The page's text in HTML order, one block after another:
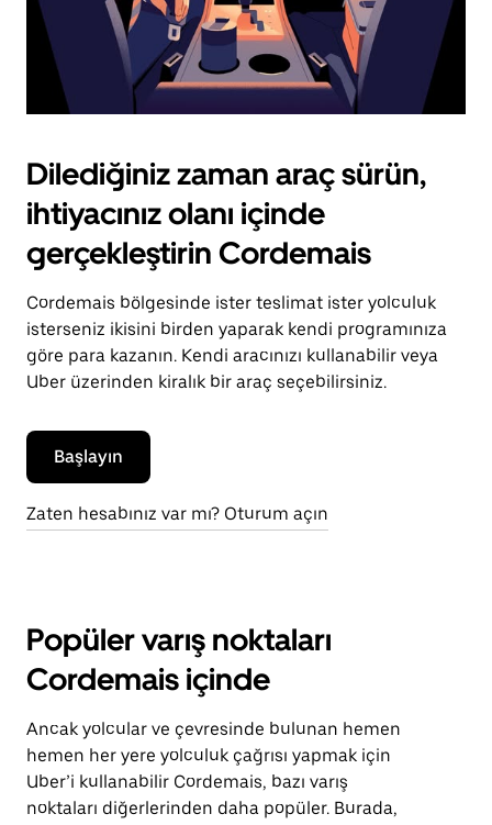
Dilediğiniz zaman araç sürün,
ihtiyacınız olanı içinde
gerçekleştirin Cordemais
Cordemais bölgesinde ister teslimat ister yolculuk
isterseniz ikisini birden yaparak kendi programınıza
göre para kazanın. Kendi aracınızı kullanabilir veya
Uber üzerinden kiralık bir araç seçebilirsiniz.
Başlayın
Zaten hesabınız var mı? Oturum açın
Popüler varış noktaları
Cordemais içinde
Ancak yolcular ve çevresinde bulunan hemen
hemen her yere yolculuk çağrısı yapmak için
Uber’i kullanabilir Cordemais, bazı varış
noktaları diğerlerinden daha popüler. Burada,